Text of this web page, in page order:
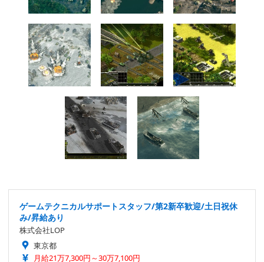
ゲームテクニカルサポートスタッフ/第2新卒歓迎/土日祝休
み/昇給あり
株式会社LOP
東京都
月給21万7,300円～30万7,100円